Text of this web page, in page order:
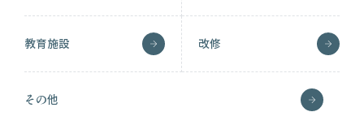
教育施設 改修
その他